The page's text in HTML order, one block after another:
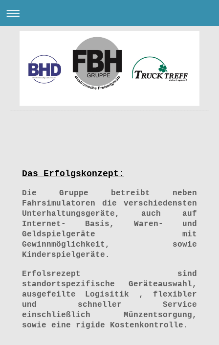
Das Erfolgskonzept:
Die Gruppe betreibt neben
Fahrsimulatoren die verschiedensten
Unterhaltungsgeräte, auch auf
Internet- Basis, Waren- und
Geldspielgeräte mit
Gewinnmöglichkeit, sowie
Kinderspielgeräte.
Erfolsrezept sind
standortspezifische Geräteauswahl,
ausgefeilte Logisitik , flexibler
und schneller Service
einschließlich Münzentsorgung,
sowie eine rigide Kostenkontrolle.